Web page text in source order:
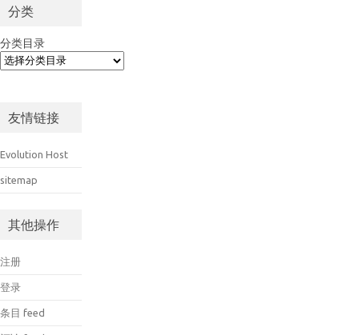
分类
分类目录
友情链接
Evolution Host
sitemap
其他操作
注册
登录
条目 feed